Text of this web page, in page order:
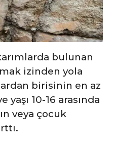
bulunan
izinden yola
birisinin en az
yaşı 10-16 arasında
veya çocuk